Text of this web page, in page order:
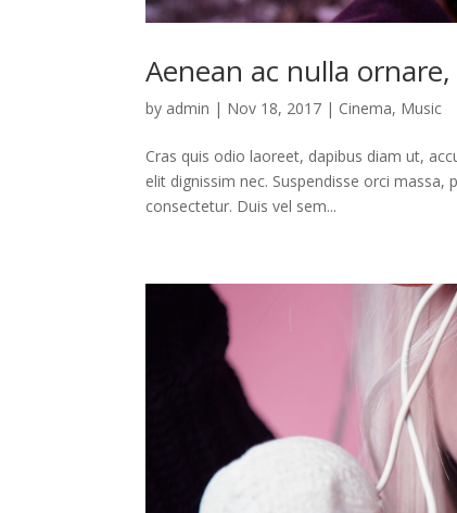
Aenean ac nulla
by admin | Nov 18, 2017 | Cinema, Music
Cras quis odio laoreet, dapibus diam ut,
elit dignissim nec. Suspendisse orci
consectetur. Duis vel sem...